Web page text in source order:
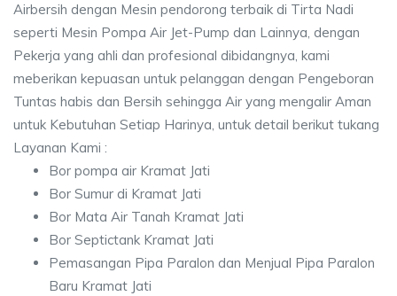
Airbersih dengan Mesin pendorong terbaik di Tirta Nadi
seperti Mesin Pompa Air Jet-Pump dan Lainnya, dengan
Pekerja yang ahli dan profesional dibidangnya, kami
meberikan kepuasan untuk pelanggan dengan Pengeboran
Tuntas habis dan Bersih sehingga Air yang mengalir Aman
untuk Kebutuhan Setiap Harinya, untuk detail berikut tukang
Layanan Kami :
Bor pompa air Kramat Jati
Bor Sumur di Kramat Jati
Bor Mata Air Tanah Kramat Jati
Bor Septictank Kramat Jati
Pemasangan Pipa Paralon dan Menjual Pipa Paralon
Baru Kramat Jati